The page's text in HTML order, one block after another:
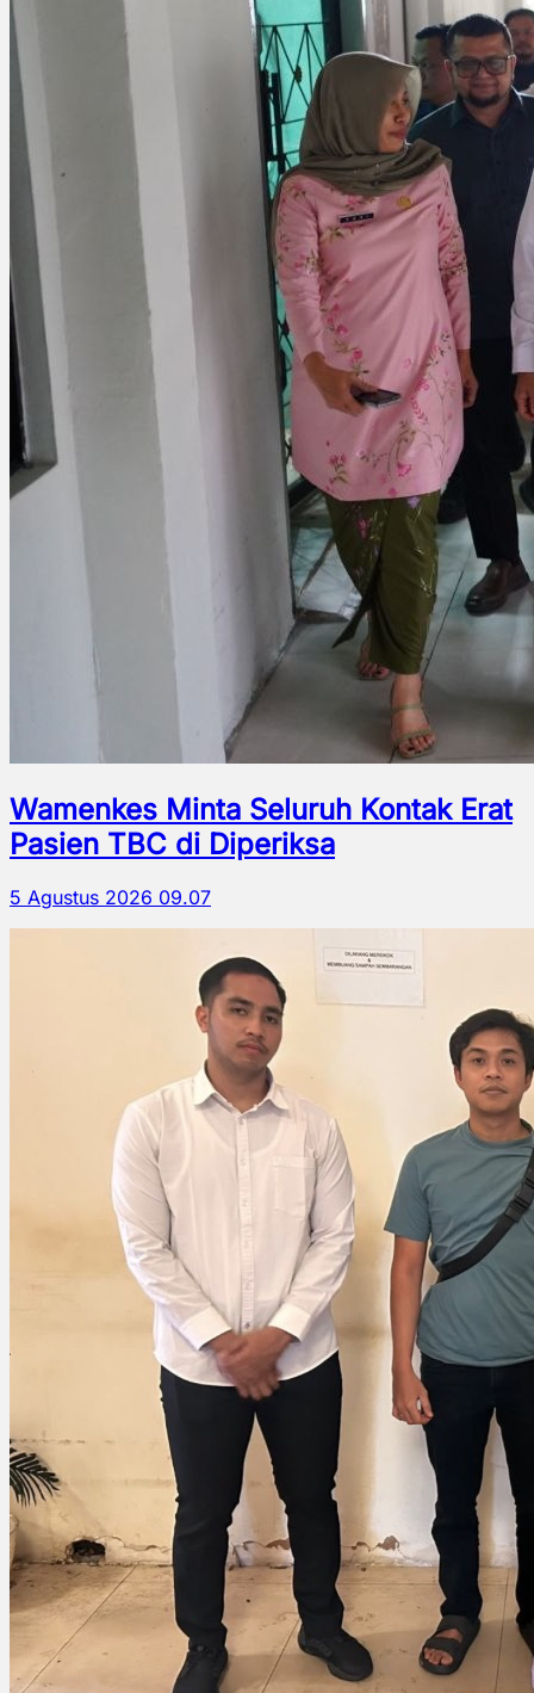
Wamenkes Minta Seluruh Kontak Erat
Pasien TBC di Diperiksa
5 Agustus 2026 09.07